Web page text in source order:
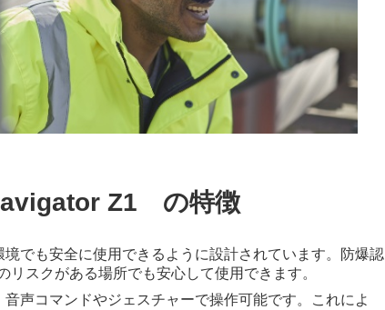
Z1 の特徴
境でも安全に使用できるように設計されています。防爆認
スクがある場所でも安心して使用できます。
音声コマンドやジェスチャーで操作可能です。これによ